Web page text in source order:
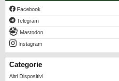
Facebook
Telegram
Mastodon
Instagram
Categorie
Altri Dispositivi